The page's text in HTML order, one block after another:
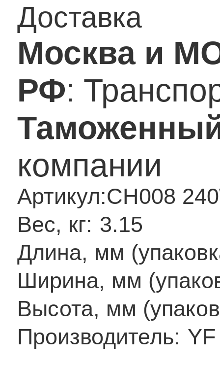
Доставка
Москва и
РФ:
компании
Артикул:CH008
Вес, кг: 3.15
Длина, мм
Ширина, мм
Высота, мм
Производитель: YF